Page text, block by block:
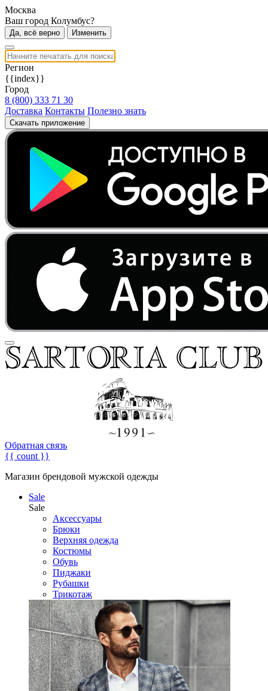
Москва
Ваш город Колумбус?
Да, всё верно Изменить
Регион
{{index}}
Город
8 (800) 333 71 30
Доставка Контакты Полезно знать
Скачать приложение
Обратная связь
{{ count }}
Магазин брендовой мужской одежды
Sale
Sale
Аксессуары
Брюки
Верхняя одежда
Костюмы
Обувь
Пиджаки
Рубашки
Трикотаж